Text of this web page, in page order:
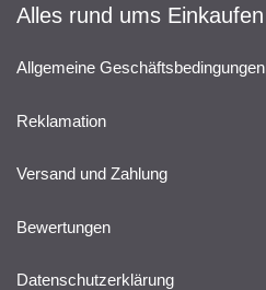
Alles rund ums Einkaufen
Allgemeine Geschäftsbedingungen
Reklamation
Versand und Zahlung
Bewertungen
Datenschutzerklärung